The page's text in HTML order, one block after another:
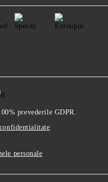
prevederile GDPR.
personale